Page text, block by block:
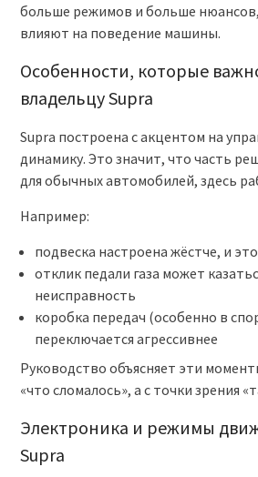
больше режимов и больше
влияют на поведение машины.
Особенности, которые
владельцу Supra
Supra построена с акцентом на
динамику. Это значит, что часть
для обычных автомобилей, здесь
Например:
подвеска настроена жёстче, и
отклик педали газа может
неисправность
коробка передач (особенно в
переключается агрессивнее
Руководство объясняет эти
«что сломалось», а с точки зрения
Электроника и режимы
Supra